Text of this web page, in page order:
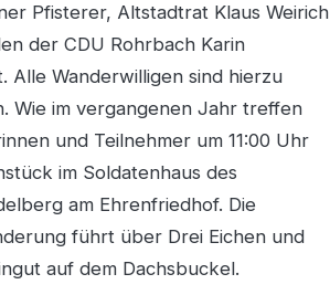
Pfisterer, Altstadtrat Klaus Weirich
der CDU Rohrbach Karin
Alle Wanderwilligen sind hierzu
Wie im vergangenen Jahr treffen
und Teilnehmer um 11:00 Uhr
im Soldatenhaus des
am Ehrenfriedhof. Die
führt über Drei Eichen und
auf dem Dachsbuckel.